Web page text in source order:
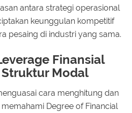
antara strategi operasional
keunggulan kompetitif
pesaing di industri yang sama.
Finansial
Modal
cara menghitung dan
Degree of Financial